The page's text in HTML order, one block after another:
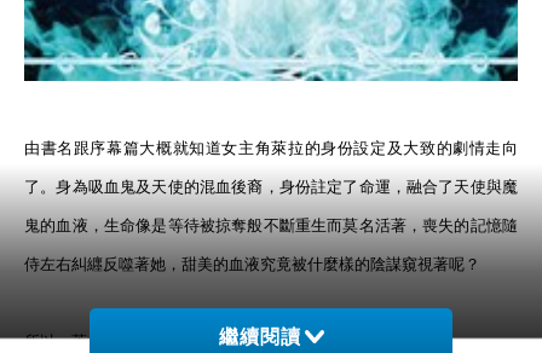
由書名跟序幕篇大概就知道女主角萊拉的身份設定及大致的劇情走向
了。身為吸血鬼及天使的混血後裔，身份註定了命運，融合了天使與魔
鬼的血液，生命像是等待被掠奪般不斷重生而莫名活著，喪失的記憶隨
侍左右糾纒反噬著她，甜美的血液究竟被什麼樣的陰謀窺視著呢？
所以，萊拉，你是善裡的惡，惡裡的善，純潔，又帶著…邪惡。
繼續閱讀